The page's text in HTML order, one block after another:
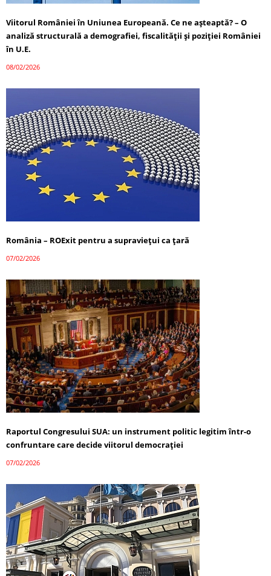
Viitorul României în Uniunea Europeană. Ce ne așteaptă? – O
analiză structurală a demografiei, fiscalității și poziției României
în U.E.
08/02/2026
România – ROExit pentru a supraviețui ca țară
07/02/2026
Raportul Congresului SUA: un instrument politic legitim într-o
confruntare care decide viitorul democrației
07/02/2026